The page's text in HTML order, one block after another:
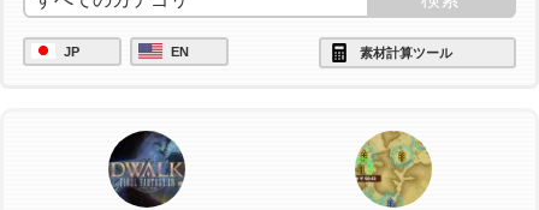
JP EN 素材計算ツール